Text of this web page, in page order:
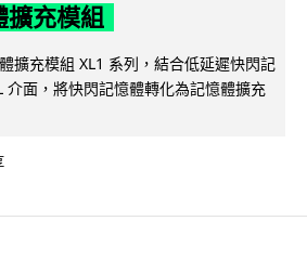
擴充模組
擴充模組 XL1 系列，結合低延遲快閃記
介面，將快閃記憶體轉化為記憶體擴充